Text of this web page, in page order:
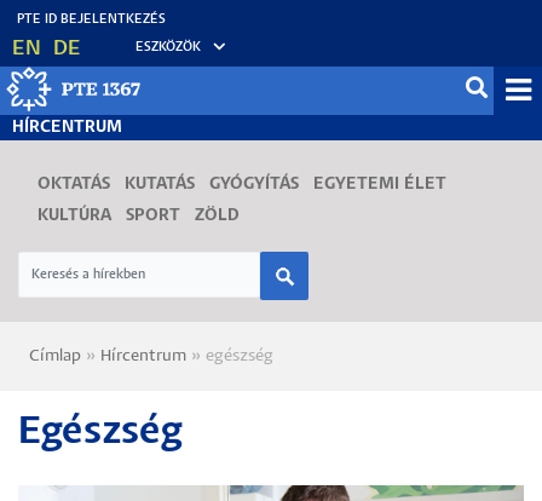
Ugrás
tartalomra
EN DE ESZKÖZÖK
HÍRCENTRUM
OKTATÁS KUTATÁS GYÓGYÍTÁS
EGYETEMI ÉLET
KULTÚRA
SPORT ZÖLD
Morzsa
Címlap Hírcentrum egészség
Egészség